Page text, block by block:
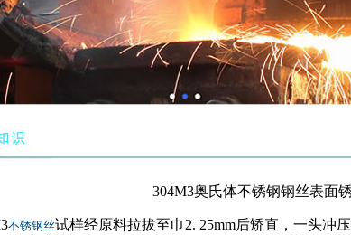
304M3奥氏体不锈钢钢丝表面
不锈钢丝试样经原料拉拔至巾2. 25mm后矫直，一头冲